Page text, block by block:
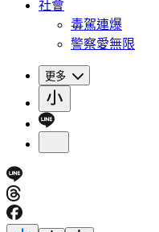
社會
毒駕連爆
警察愛無限
更多